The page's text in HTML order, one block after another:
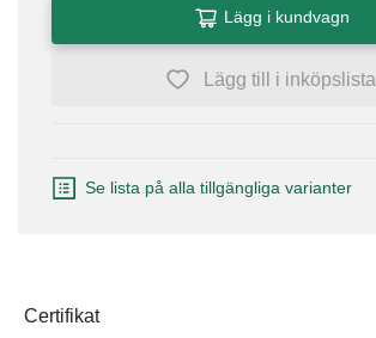
Lägg i kundvagn
Lägg till i inköpslista
Se lista på alla tillgängliga varianter
Certifikat